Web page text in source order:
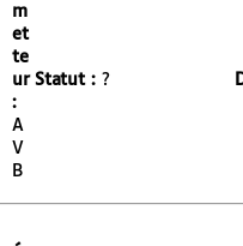
m
et
te
ur
:
A
V
B
Statut : ?